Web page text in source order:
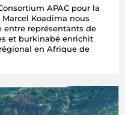
APAC pour la
Koadima nous
entre représentants de
et burkinabé enrichit
en Afrique de